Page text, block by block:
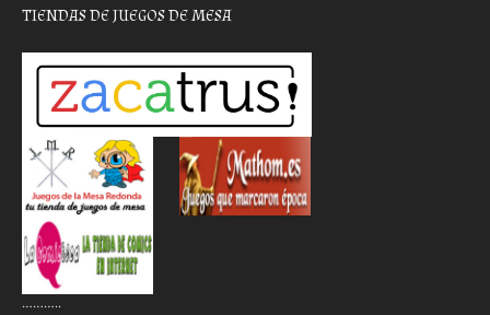
TIENDAS DE JUEGOS DE MESA
………..